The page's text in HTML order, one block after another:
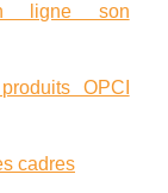
ligne son
OPCI
cadres